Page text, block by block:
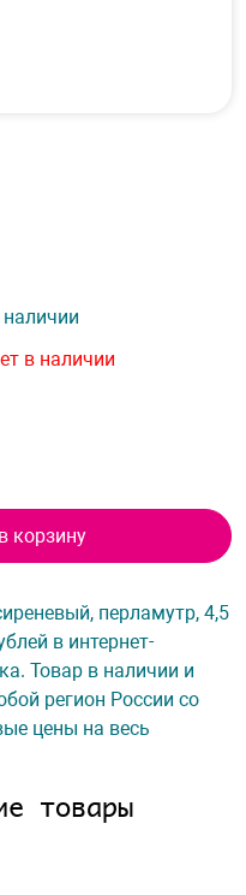
наличии
в наличии
корзину
перламутр, 4,5
в интернет-
Товар в наличии и
регион России со
цены на весь
товары